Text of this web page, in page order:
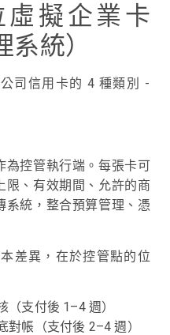
擬企業卡
系統）
為控管執行端。每張卡可
限、有效期間、允許的商
系統，整合預算管理、憑
差異，在於控管點的位
（支付後 1–4 週）
帳（支付後 2–4 週）